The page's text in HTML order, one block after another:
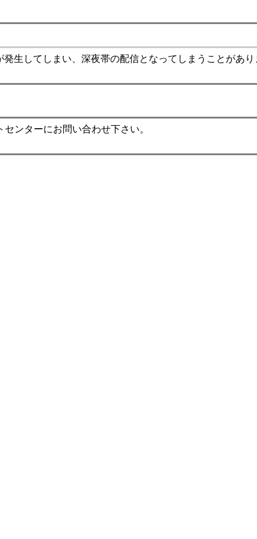
生してしまい、深夜帯の配信となってしまうことがあり
ンターにお問い合わせ下さい。